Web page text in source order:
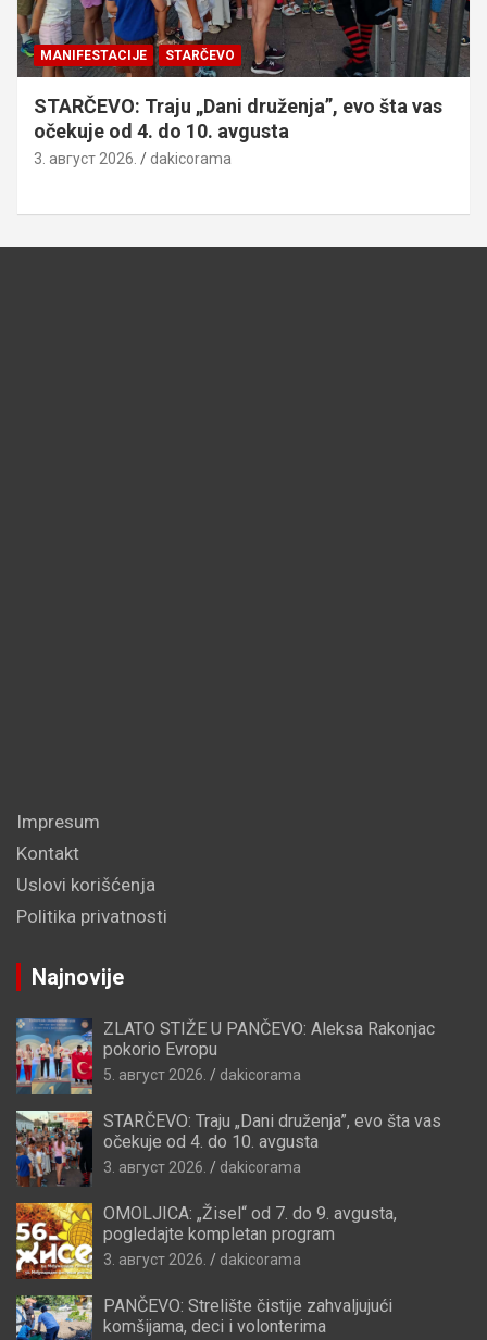
MANIFESTACIJE STARČEVO
STARČEVO: Traju „Dani druženja”, evo šta vas
očekuje od 4. do 10. avgusta
3. август 2026. dakicorama
Impresum
Kontakt
Uslovi korišćenja
Politika privatnosti
Najnovije
ZLATO STIŽE U PANČEVO: Aleksa Rakonjac
pokorio Evropu
5. август 2026. dakicorama
STARČEVO: Traju „Dani druženja”, evo šta vas
očekuje od 4. do 10. avgusta
3. август 2026. dakicorama
OMOLJICA: „Žisel“ od 7. do 9. avgusta,
pogledajte kompletan program
3. август 2026. dakicorama
PANČEVO: Strelište čistije zahvaljujući
komšijama, deci i volonterima